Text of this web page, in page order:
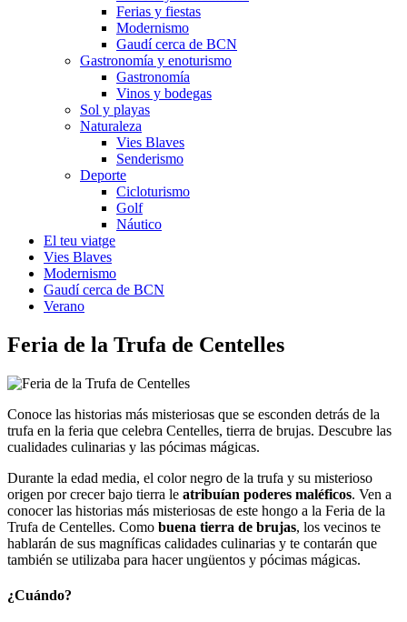
Ferias y fiestas
Modernismo
Gaudí cerca de BCN
Gastronomía y enoturismo
Gastronomía
Vinos y bodegas
Sol y playas
Naturaleza
Vies Blaves
Senderismo
Deporte
Cicloturismo
Golf
Náutico
El teu viatge
Vies Blaves
Modernismo
Gaudí cerca de BCN
Verano
Feria de la Trufa de Centelles
Conoce las historias más misteriosas que se esconden detrás de la
trufa en la feria que celebra Centelles, tierra de brujas. Descubre las
cualidades culinarias y las pócimas mágicas.
Durante la edad media, el color negro de la trufa y su misterioso
origen por crecer bajo tierra le atribuían poderes maléficos. Ven a
conocer las historias más misteriosas de este hongo a la Feria de la
Trufa de Centelles. Como buena tierra de brujas, los vecinos te
hablarán de sus magníficas calidades culinarias y te contarán que
también se utilizaba para hacer ungüentos y pócimas mágicas.
¿Cuándo?